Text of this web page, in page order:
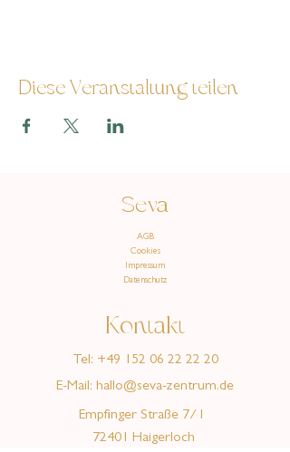
Diese Veranstaltung teilen
Seva
AGB
Cookies
Impressum
Datenschutz
Kontakt
Tel: +49 152 06 22 22 20
E-Mail: hallo@seva-zentrum.de
Empfinger Straße 7/1
72401 Haigerloch